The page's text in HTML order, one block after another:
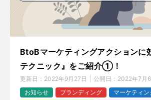
BtoBマーケティングアクションに
テクニック』をご紹介①！
更新日： 2022年9月27日 公開日： 2022年7月
お知らせ
ブランディング
マーケティン